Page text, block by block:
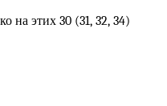
на этих 30 (31, 32, 34)